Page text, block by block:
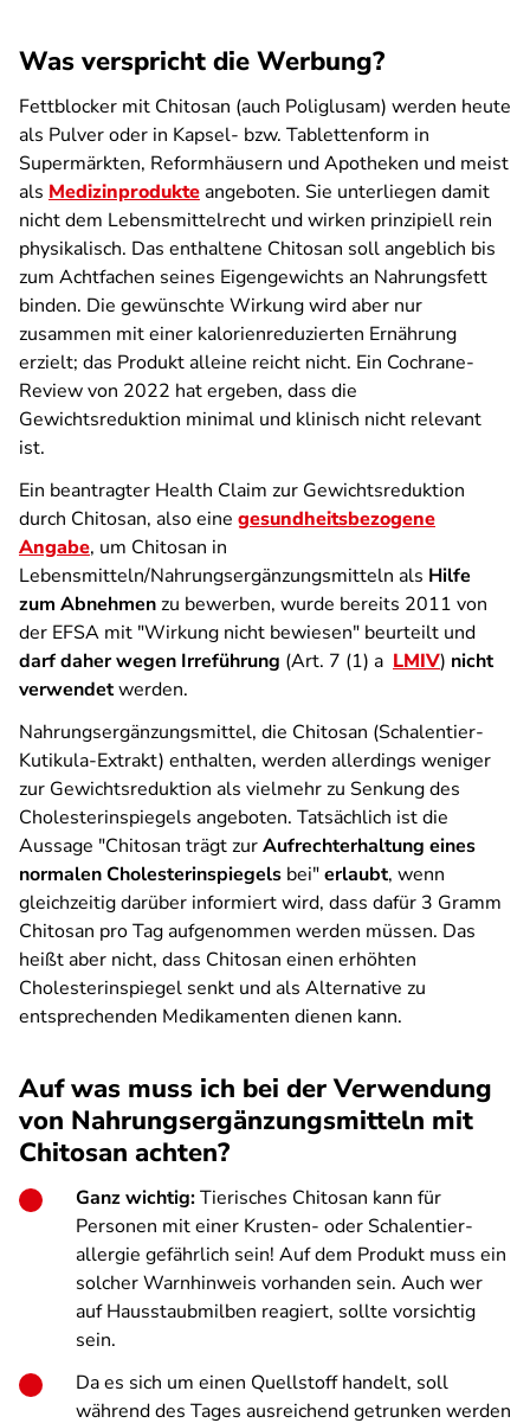
Was verspricht die Werbung?
Fettblocker mit Chitosan (auch Poliglusam) werden heute
als Pulver oder in Kapsel- bzw. Tablettenform in
Supermärkten, Reformhäusern und Apotheken und meist
als Medizin­produkteangeboten. Sie unterliegen damit
nicht dem Lebensmittel­recht und wirken prinzipiell rein
physikalisch. Das enthaltene Chitosan soll angeblich bis
zum Achtfachen seines Eigengewichts an Nahrungsfett
binden. Die gewünschte Wirkung wird aber nur
zusammen mit einer kalorienreduzierten Ernährung
erzielt; das Produkt alleine reicht nicht. Ein Cochrane-
Review von 2022 hat ergeben, dass die
Gewichtsreduktion minimal und klinisch nicht relevant
ist.
Ein beantragter Health Claim zur Gewichtsreduktion
durch Chitosan, also eine gesundheitsbezogene
Angabe, um Chitosan in
Lebensmitteln/Nahrungsergänzungsmitteln als Hilfe
zum Abnehmenzu bewerben, wurde bereits 2011 von
der EFSA mit "Wirkung nicht bewiesen" beurteilt und
darf daher wegen Irreführung (Art. 7 (1) a LMIV) nicht
verwendetwerden.
Nahrungs­ergänzungs­mittel, die Chitosan (Schalentier-
Kutikula-Extrakt) enthalten, werden allerdings weniger
zur Gewichtsreduktion als vielmehr zu Senkung des
Cholesterin­spiegel­s angeboten. Tatsächlich ist die
Aussage "Chitosan trägt zurAufrechterhaltung eines
normalen Cholesterinspiegels bei"erlaubt, wenn
gleichzeitig darüber informiert wird, dass dafür 3 Gramm
Chitosan pro Tag aufgenommen werden müssen. Das
heißt aber nicht, dass Chitosan einen erhöhten
Cholesterinspiegel senkt und als Alternative zu
entsprechenden Medikamenten dienen kann.
Auf was muss ich bei der Verwendung
von Nahrungs­ergänzungs­mitteln mit
Chitosan achten?
Ganz wichtig:Tierisches Chitosan kann für
Personen mit einer Krusten- oder Schalentier­
allergie gefährlich sein! Auf dem Produkt muss ein
solcher Warnhinweis vorhanden sein. Auch wer
auf Hausstaubmilben reagiert, sollte vorsichtig
sein.
Da es sich um einen Quellstoff handelt, soll
während des Tages ausreichend getrunken werden